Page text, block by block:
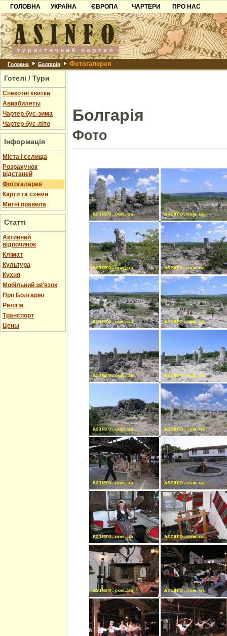
ГОЛОВНА
УКРАЇНА
Карпати
Азов
Причорноморря
Шацьк
ЄВРОПА
Чорногорія
Хорватія
Болгарія
Албанія
ЧАРТЕРИ
ПРО НАС
Контакти
Партнерам
Додати готель
Головна Болгарія Фотогалерея
Готелі / Тури
Спекотні квитки
Авиабилеты
Чартер бус-зима
Чартер бус-літо
Інформація
Міста і селища
Розрахунок
відстаней
Фотогалерея
Карти та схеми
Митні правила
Статті
Активний
відпочинок
Клімат
Культура
Кухня
Мобільний зв'язок
Про Болгарію
Релігія
Транспорт
Цены
Болгарія
Фото